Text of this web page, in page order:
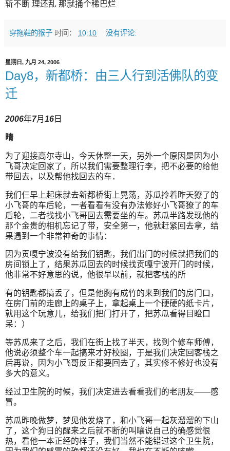
斩不断 理还乱 那就捅个稀巴烂
穿拖鞋的猴子 时间： 10:10 没有评论:
星期日, 九月 24, 2006
Day8，新都桥：由三人行到活佛队的变
迁
2006年7月 16 日
晴
为了迎接高尔寺山，今天休整一天，另外一个原因是因为小
飞哥决定回家了，所以我们需要整理行李，把不必要的给他
带回去，以及帮他找回去的车．
我们仨早上起床就去新都桥街上晃荡，苏瓜拎着昨天獠了的
小飞哥的车后轮，一者看看有没有办法修好小飞哥獠了的车
后轮，二者找找小飞哥回去需要坐的车。苏瓜半路发现他的
那个金贵的相机忘记了带，安全第一，他就赶紧回去拿，结
果遇到一个非常神奇的事情：
因为贡嘎宁波没有给我们钥匙，我们出门的时候就把我们的
房间锁上了，结果苏瓜回去的时候找贡嘎宁波开门的时候，
他非常不好意思的说，他很早以前，就把客栈的所
有的钥匙都搞丢了，但是他胸有成竹的来到我们的房门口，
在房门前的走廊上的桌子上，拿起桌上一个硬硬的纸卡片，
就用这个玩意儿，给我们把门打开了，把苏瓜看得目瞪口
呆：）
等苏瓜来了之后，我们在街上找了半天，找到个修车师傅，
他说必须整个车一起搞来才好校圈，于是我们决定回客栈之
后再说，因为小飞哥反正都要回去了，其实修不修好也没有
多大的意义。
经过卫生院的时候，我们决定进去看看我们的老朋友——感
冒。
苏瓜昨晚做梦，梦见他发烧了，和小飞哥一起灰溜溜的下山
了，这个狗日的醒来之后就不断的叫嚷说自己的确感觉很
热，看他一本正经的样子，我们当然不能错过这个卫生院，